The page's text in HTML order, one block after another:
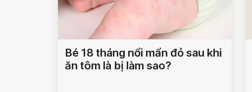
Bé 18 tháng nổi mẩn đỏ sau khi
ăn tôm là bị làm sao?